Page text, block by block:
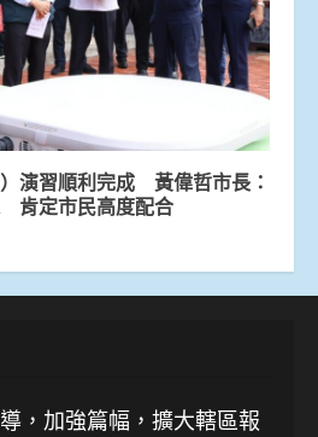
演習順利完成 黃偉哲市長：
肯定市民高度配合
，加強篇幅，擴大轄區報